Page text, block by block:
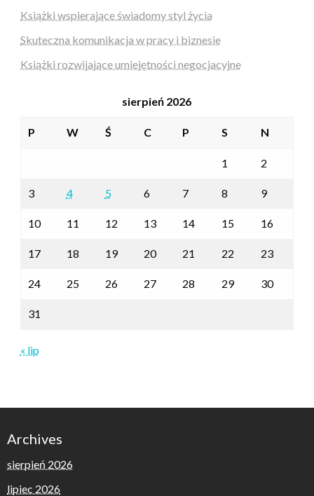
Książki wspierające świadomy styl życia
Skuteczna komunikacja w pracy i biznesie
Książki rozwijające umiejętności negocjacyjne
sierpień 2026
P W Ś C P S N
1 2
3 4 5 6 7 8 9
10 11 12 13 14 15 16
17 18 19 20 21 22 23
24 25 26 27 28 29 30
31
« lip
Archives
sierpień 2026
lipiec 2026